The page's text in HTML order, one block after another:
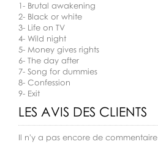
1- Brutal awakening
2- Black or white
3- Life on TV
4- Wild night
5- Money gives rights
6- The day after
7- Song for dummies
8- Confession
9- Exit
LES AVIS DES CLIENTS
Il n'y a pas encore de commentaire